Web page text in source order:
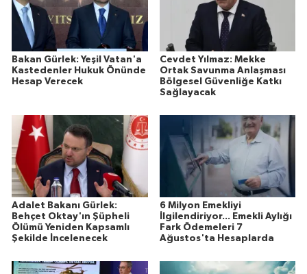
Bakan Gürlek: Yeşil Vatan'a
Kastedenler Hukuk Önünde
Hesap Verecek
Cevdet Yılmaz: Mekke
Ortak Savunma Anlaşması
Bölgesel Güvenliğe Katkı
Sağlayacak
Adalet Bakanı Gürlek:
Behçet Oktay'ın Şüpheli
Ölümü Yeniden Kapsamlı
Şekilde İncelenecek
6 Milyon Emekliyi
İlgilendiriyor... Emekli Aylığı
Fark Ödemeleri 7
Ağustos'ta Hesaplarda